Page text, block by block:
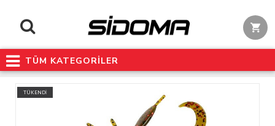
TÜM KATEGORİLER
TÜKENDİ